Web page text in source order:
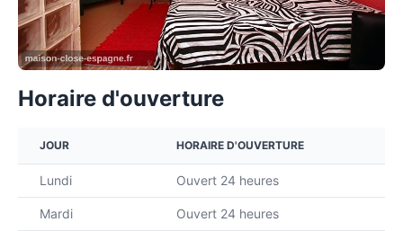
Horaire d'ouverture
JOUR HORAIRE D'OUVERTURE
Lundi Ouvert 24 heures
Mardi Ouvert 24 heures